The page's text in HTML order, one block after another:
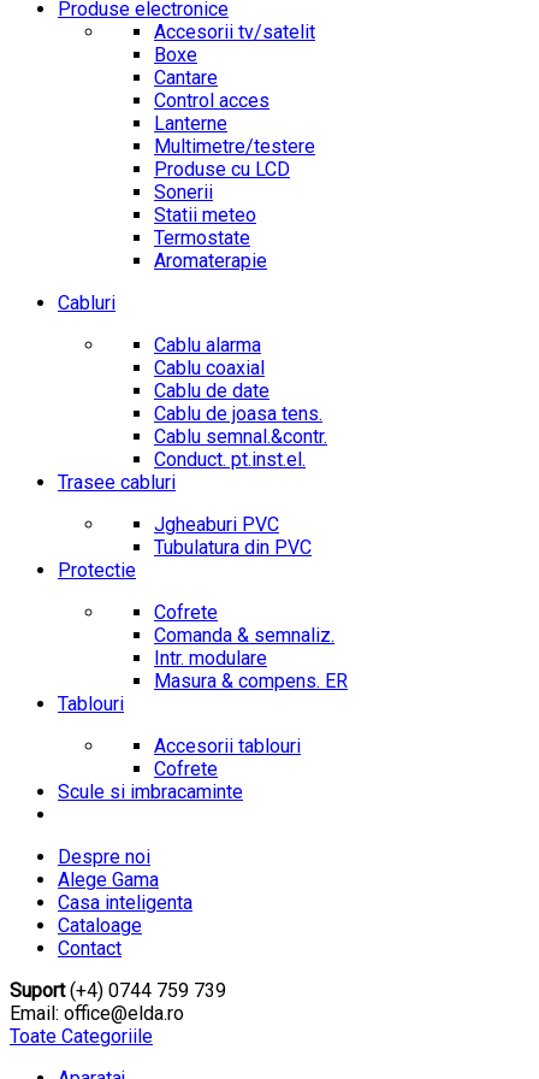
Produse electronice
Accesorii tv/satelit
Boxe
Cantare
Control acces
Lanterne
Multimetre/testere
Produse cu LCD
Sonerii
Statii meteo
Termostate
Aromaterapie
Cabluri
Cablu alarma
Cablu coaxial
Cablu de date
Cablu de joasa tens.
Cablu semnal.&contr.
Conduct. pt.inst.el.
Trasee cabluri
Jgheaburi PVC
Tubulatura din PVC
Protectie
Cofrete
Comanda & semnaliz.
Intr. modulare
Masura & compens. ER
Tablouri
Accesorii tablouri
Cofrete
Scule si imbracaminte
Despre noi
Alege Gama
Casa inteligenta
Cataloage
Contact
Suport(+4) 0744 759 739
Email: office@elda.ro
Toate Categoriile